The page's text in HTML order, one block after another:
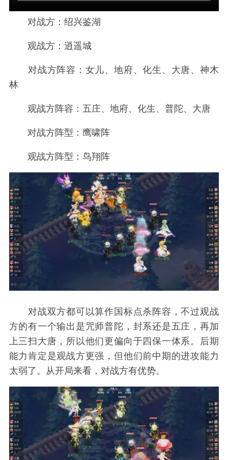
对战方：绍兴鉴湖
观战方：逍遥城
对战方阵容：女儿、地府、化生、大唐、神木
林
观战方阵容：五庄、地府、化生、普陀、大唐
对战方阵型：鹰啸阵
观战方阵型：鸟翔阵
对战双方都可以算作国标点杀阵容，不过观战
方的有一个输出是咒师普陀，封系还是五庄，再加
上三扫大唐，所以他们更偏向于四保一体系。后期
能力肯定是观战方更强，但他们前中期的进攻能力
太弱了。从开局来看，对战方有优势。